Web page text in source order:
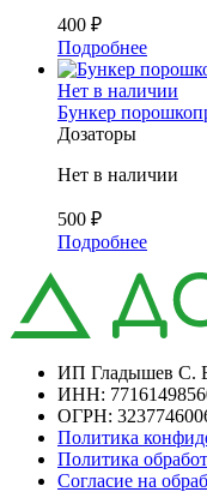
400 ₽
Подробнее
Нет в наличии
Бункер
Дозаторы
Нет в наличии
500 ₽
Подробнее
ИП Гладышев С.
ИНН:
ОГРН:
Политика
Политика
Согласие на